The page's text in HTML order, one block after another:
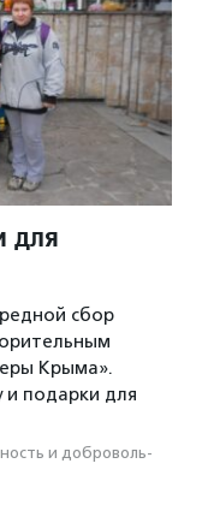
для
сбор
Крыма».
и подарки для
и доброволь­